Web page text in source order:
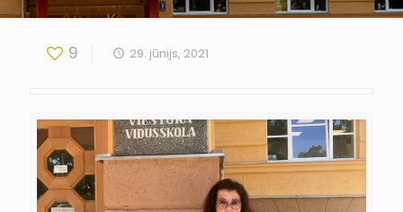
9 29. jūnijs, 2021